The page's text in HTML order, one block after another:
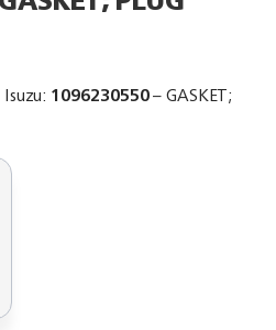
1096230550– GASKET;